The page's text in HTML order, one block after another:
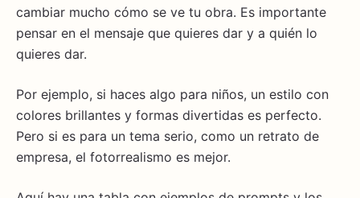
cambiar mucho cómo se ve tu obra. Es importante
pensar en el mensaje que quieres dar y a quién lo
quieres dar.
Por ejemplo, si haces algo para niños, un estilo con
colores brillantes y formas divertidas es perfecto.
Pero si es para un tema serio, como un retrato de
empresa, el fotorrealismo es mejor.